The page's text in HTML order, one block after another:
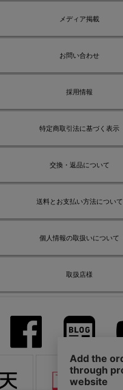
メディア掲載
お問い合わせ
採用情報
特定商取引法に基づく表示
交換・返品について
送料とお支払い方法について
個人情報の取扱いについて
取扱店様